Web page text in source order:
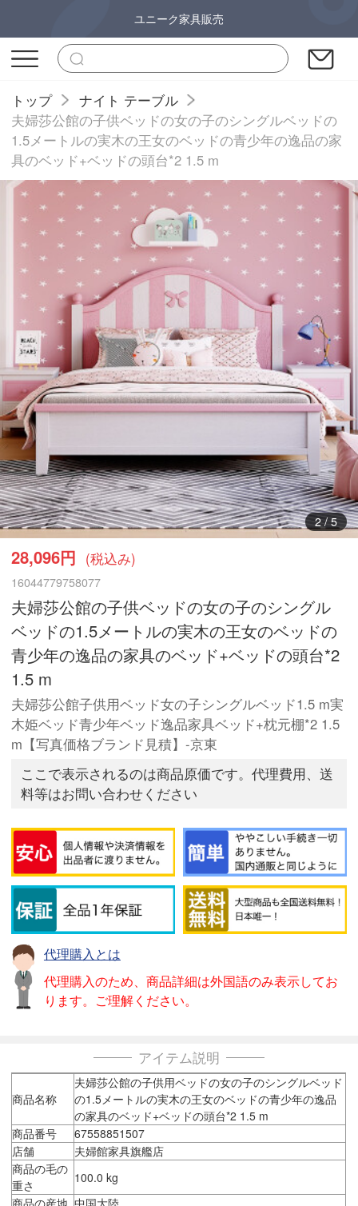
ユニーク家具販売
トップ
ナイト テーブル
夫婦莎公館の子供ベッドの女の子のシングルベッドの
1.5メートルの実木の王女のベッドの青少年の逸品の家
具のベッド+ベッドの頭台*2 1.5 m
3/5
28,096円 (税込み)
16044779758077
夫婦莎公館の子供ベッドの女の子のシングル
ベッドの1.5メートルの実木の王女のベッドの
青少年の逸品の家具のベッド+ベッドの頭台*2
1.5 m
夫婦莎公館子供用ベッド女の子シングルベッド1.5 m実
木姫ベッド青少年ベッド逸品家具ベッド+枕元棚*2 1.5
m【写真価格ブランド見積】-京東
ここで表示されるのは商品原価です。代理費用、送
料等はお問い合わせください
代理購入とは
代理購入のため、商品詳細は外国語のみ表示してお
ります。ご理解ください。
アイテム説明
商品名称
夫婦莎公館の子供用ベッドの女の子のシングルベッド
の1.5メートルの実木の王女のベッドの青少年の逸品
の家具のベッド+ベッドの頭台*2 1.5 m
商品番号
67558851507
店舗
夫婦館家具旗艦店
商品の毛の
重さ
100.0 kg
商品の産地 中国大陸